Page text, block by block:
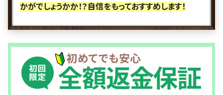
かがでしょうかか！？自信をもっておすすめします！